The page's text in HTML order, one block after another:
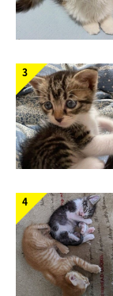
通称てんちゃん。
らのアイドル気
2013年8月1日生
ムームー
我が家初の単色！
ですが、既に大物
2019年4月18日生ま